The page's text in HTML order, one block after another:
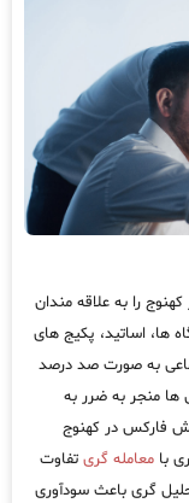
را به علاقه مندان
ها، اساتید، پکیج های
به صورت صد درصد
ها منجر به ضرر به
فارکس در کهنوج
با معامله گری تفاوت
گری باعث سودآوری